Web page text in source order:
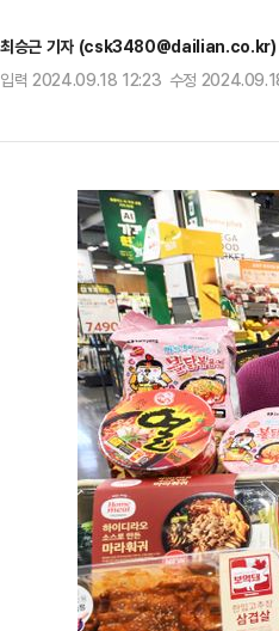
최승근 기자 (csk3480@dailian.co.kr)
입력 2024.09.18 12:23 수정